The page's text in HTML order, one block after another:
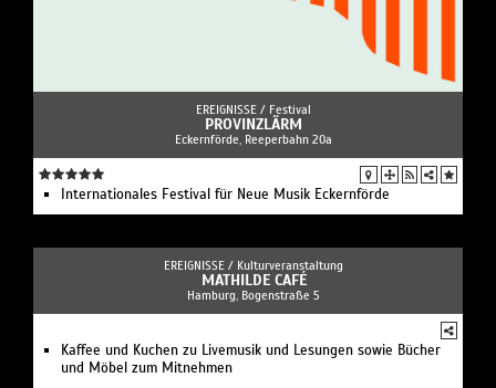
EREIGNISSE / Festival
PROVINZLÄRM
Eckernförde, Reeperbahn 20a
Internationales Festival für Neue Musik Eckernförde
EREIGNISSE / Kulturveranstaltung
MATHILDE CAFÉ
Hamburg, Bogenstraße 5
Kaffee und Kuchen zu Livemusik und Lesungen sowie Bücher
und Möbel zum Mitnehmen